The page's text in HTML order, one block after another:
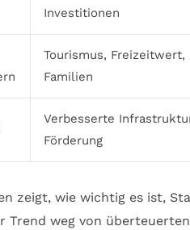
Investitionen
Tourismus, Freizeitwert,
Familien
Verbesserte
Förderung
zeigt, wie wichtig es ist,
Trend weg von